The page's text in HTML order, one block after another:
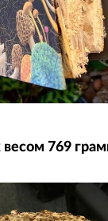
769